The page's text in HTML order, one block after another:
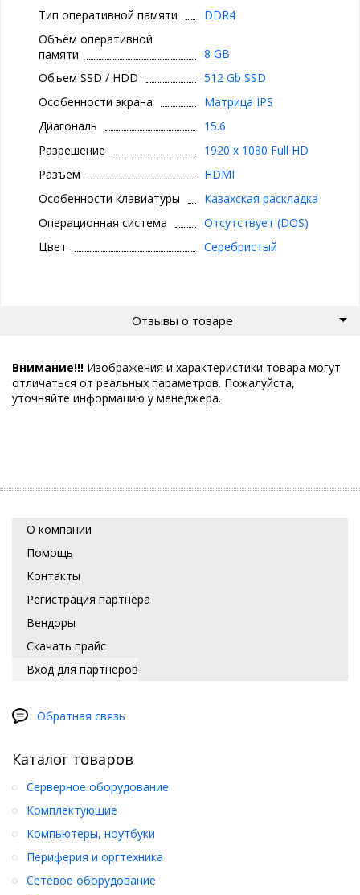
Тип оперативной памяти
DDR4
Объём оперативной
памяти
8 GB
Объем SSD / HDD
512 Gb SSD
Особенности экрана
Матрица IPS
Диагональ
15.6
Разрешение
1920 x 1080 Full HD
Разъем
HDMI
Особенности клавиатуры
Казахская раскладка
Операционная система
Отсутствует (DOS)
Цвет
Серебристый
Отзывы о товаре
Внимание!!! Изображения и характеристики товара могут
отличаться от реальных параметров. Пожалуйста,
уточняйте информацию у менеджера.
О компании
Помощь
Контакты
Регистрация партнера
Вендоры
Скачать прайс
Вход для партнеров
Обратная связь
Каталог товаров
Серверное оборудование
Комплектующие
Компьютеры, ноутбуки
Периферия и оргтехника
Сетевое оборудование